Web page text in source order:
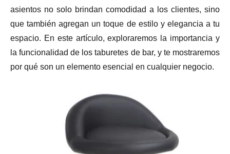
asientos no solo brindan comodidad a los clientes, sino
que también agregan un toque de estilo y elegancia a tu
espacio. En este artículo, exploraremos la importancia y
la funcionalidad de los taburetes de bar, y te mostraremos
por qué son un elemento esencial en cualquier negocio.